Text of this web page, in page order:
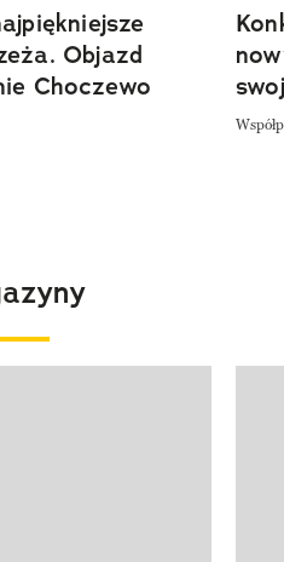
Objazd
Choczewo